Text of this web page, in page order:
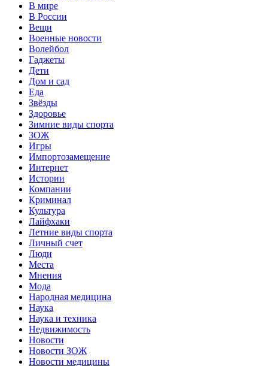
В мире
В России
Вещи
Военные новости
Волейбол
Гаджеты
Дети
Дом и сад
Еда
Звёзды
Здоровье
Зимние виды спорта
ЗОЖ
Игры
Импортозамещение
Интернет
Истории
Компании
Криминал
Культура
Лайфхаки
Летние виды спорта
Личный счет
Люди
Места
Мнения
Мода
Народная медицина
Наука
Наука и техника
Недвижимость
Новости
Новости ЗОЖ
Новости медицины